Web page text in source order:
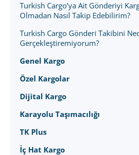
Turkish Cargo’ya Ait Gönderiyi
Olmadan Nasıl Takip Edebilirim?
Turkish Cargo Gönderi Takibini
Gerçekleştiremiyorum?
Genel Kargo
Özel Kargolar
Dijital Kargo
Karayolu Taşımacılığı
TK Plus
İç Hat Kargo